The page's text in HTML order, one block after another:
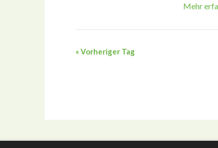
Mehr
«Vorheriger Tag